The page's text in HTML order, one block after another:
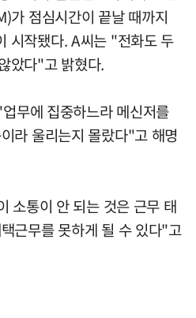
가 점심시간이 끝날 때까지
시작됐다. A씨는 "전화도 두
았다"고 밝혔다.
무에 집중하느라 메신저를
라 울리는지 몰랐다"고 해명
소통이 안 되는 것은 근무 태
근무를 못하게 될 수 있다"고